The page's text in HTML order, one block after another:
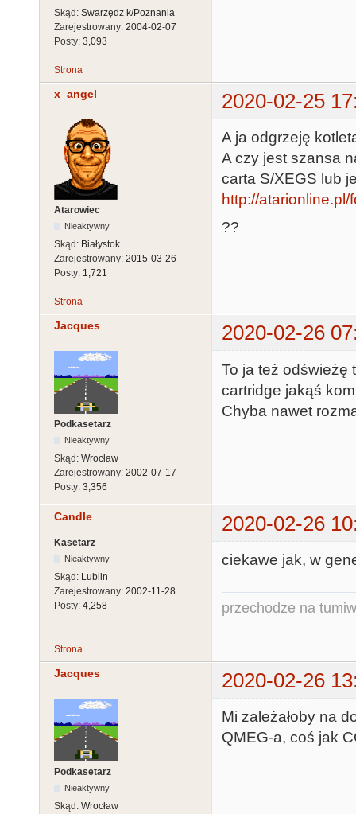
Skąd: Swarzędz k/Poznania
Zarejestrowany: 2004-02-07
Posty: 3,093
Strona
x_angel 2020-02-25
Atarowiec
Nieaktywny
Skąd: Białystok
Zarejestrowany: 2015-03-26
Posty: 1,721
A ja odgrzeję
A czy jest szansa
carta S/XEGS lub
http://
??
Strona
Jacques 2020-02-26
Podkasetarz
Nieaktywny
Skąd: Wrocław
Zarejestrowany: 2002-07-17
Posty: 3,356
To ja też odświeżę
cartridge jakąś
Chyba nawet
Candle 2020-02-26
Kasetarz
Nieaktywny
Skąd: Lublin
Zarejestrowany: 2002-11-28
Posty: 4,258
ciekawe jak, w
przechodze na
Strona
Jacques 2020-02-26
Podkasetarz
Nieaktywny
Skąd: Wrocław
Mi zależałoby na
QMEG-a, coś jak